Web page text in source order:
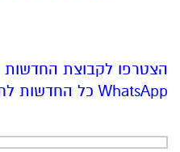
הצטרפו לקבוצת
WhatsApp כל החדשות לחצו כאן